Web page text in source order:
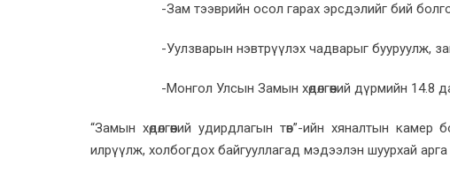
-Зам тээврийн осол гарах эрсдэлийг бий
-Уулзварын нэвтрүүлэх чадварыг бууруулж,
-Монгол Улсын Замын хөдөлгөөний дүрмийн 14.8
“Замын хөдөлгөөний удирдлагын төв”-ийн хяналтын
илрүүлж, холбогдох байгууллагад мэдээлэн шуурхай